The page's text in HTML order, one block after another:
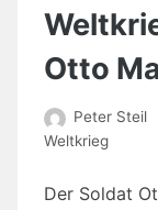
Otto
Peter Steil
Weltkrieg
Der Soldat